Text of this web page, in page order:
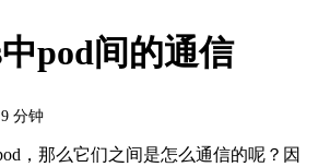
pod间的通信
分钟
，那么它们之间是怎么通信的呢？因